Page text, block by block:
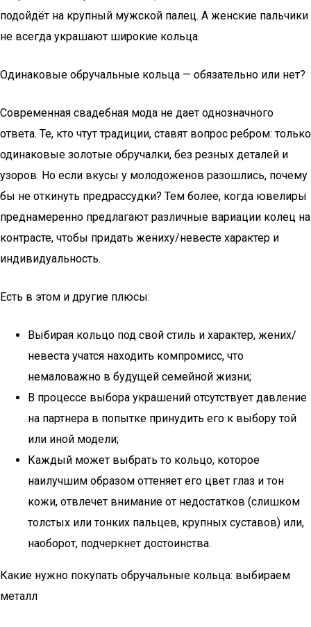
подойдёт на крупный мужской палец. А женские пальчики
не всегда украшают широкие кольца.
Одинаковые обручальные кольца — обязательно или нет?
Современная свадебная мода не дает однозначного
ответа. Те, кто чтут традиции, ставят вопрос ребром: только
одинаковые золотые обручалки, без резных деталей и
узоров. Но если вкусы у молодоженов разошлись, почему
бы не откинуть предрассудки? Тем более, когда ювелиры
преднамеренно предлагают различные вариации колец на
контрасте, чтобы придать жениху/невесте характер и
индивидуальность.
Есть в этом и другие плюсы:
Выбирая кольцо под свой стиль и характер, жених/
невеста учатся находить компромисс, что
немаловажно в будущей семейной жизни;
В процессе выбора украшений отсутствует давление
на партнера в попытке принудить его к выбору той
или иной модели;
Каждый может выбрать то кольцо, которое
наилучшим образом оттеняет его цвет глаз и тон
кожи, отвлечет внимание от недостатков (слишком
толстых или тонких пальцев, крупных суставов) или,
наоборот, подчеркнет достоинства.
Какие нужно покупать обручальные кольца: выбираем
металл